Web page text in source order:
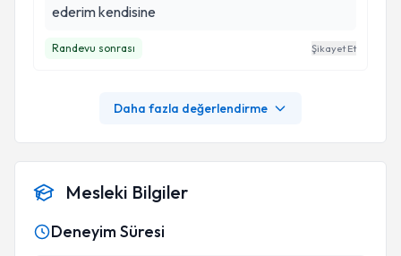
ederim kendisine
Randevu sonrası Şikayet Et
Daha fazla değerlendirme
Mesleki Bilgiler
Deneyim Süresi